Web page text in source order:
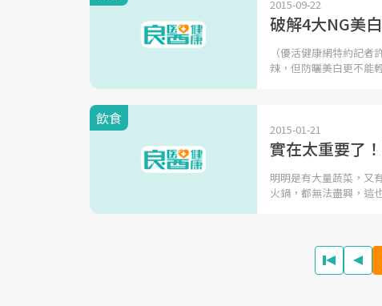
2015-09-22
破解4大NG美
（優活健康網特約記
辣，但防曬美白更不能
飲食
2015-01-21
實在太重要了
明明是有大量蔬菜，又
火鍋，都無法盡興，這